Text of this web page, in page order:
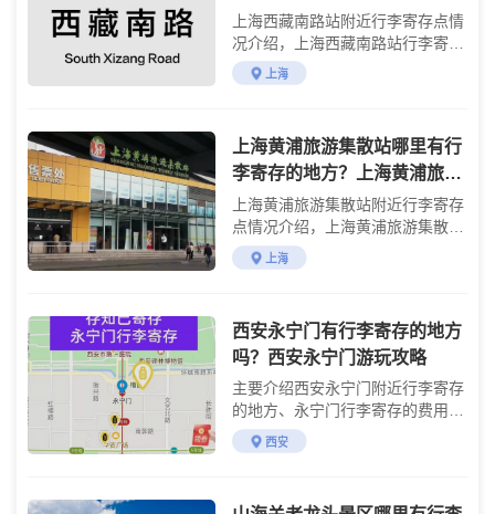
近行李寄存怎么收费？
上海西藏南路站附近行李寄存点情
况介绍，上海西藏南路站行李寄存
点收费标准介绍
上海
上海黄浦旅游集散站哪里有行
李寄存的地方？上海黄浦旅游
集散站附近行李寄存怎么收
费？
上海黄浦旅游集散站附近行李寄存
点情况介绍，上海黄浦旅游集散站
行李寄存点收费标准介绍
上海
西安永宁门有行李寄存的地方
吗？西安永宁门游玩攻略
主要介绍西安永宁门附近行李寄存
的地方、永宁门行李寄存的费用及
永宁门游玩攻略
西安